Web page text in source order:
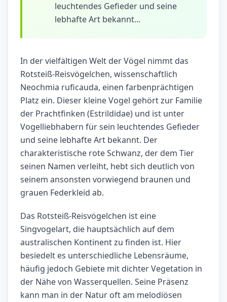
leuchtendes Gefieder und seine
lebhafte Art bekannt...
In der vielfältigen Welt der Vögel nimmt das
Rotsteiß-Reisvögelchen, wissenschaftlich
Neochmia ruficauda, einen farbenprächtigen
Platz ein. Dieser kleine Vogel gehört zur Familie
der Prachtfinken (Estrildidae) und ist unter
Vogelliebhabern für sein leuchtendes Gefieder
und seine lebhafte Art bekannt. Der
charakteristische rote Schwanz, der dem Tier
seinen Namen verleiht, hebt sich deutlich von
seinem ansonsten vorwiegend braunen und
grauen Federkleid ab.
Das Rotsteiß-Reisvögelchen ist eine
Singvogelart, die hauptsächlich auf dem
australischen Kontinent zu finden ist. Hier
besiedelt es unterschiedliche Lebensräume,
häufig jedoch Gebiete mit dichter Vegetation in
der Nähe von Wasserquellen. Seine Präsenz
kann man in der Natur oft am melodiösen